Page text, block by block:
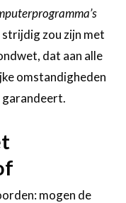
strijdig zou zijn met
dat aan alle
omstandigheden
garandeert.
mogen de